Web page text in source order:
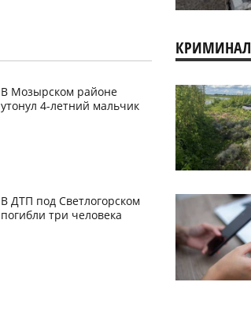
В Мозырском районе
утонул 4-летний мальчик
В ДТП под Светлогорском
погибли три человека
КРИМИНАЛ